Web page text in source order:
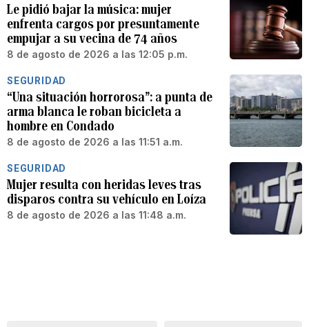
Le pidió bajar la música: mujer
enfrenta cargos por presuntamente
empujar a su vecina de 74 años
8 de agosto de 2026 a las 12:05 p.m.
SEGURIDAD
“Una situación horrorosa”: a punta de
arma blanca le roban bicicleta a
hombre en Condado
8 de agosto de 2026 a las 11:51 a.m.
SEGURIDAD
Mujer resulta con heridas leves tras
disparos contra su vehículo en Loíza
8 de agosto de 2026 a las 11:48 a.m.